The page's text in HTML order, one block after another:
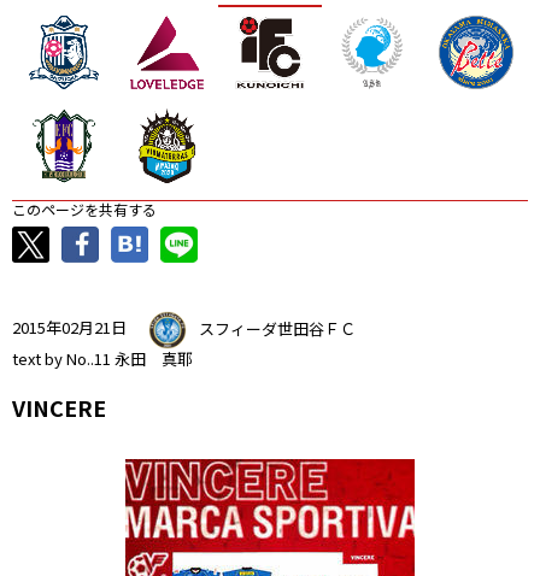
このページを共有する
2015年02月21日
スフィーダ世田谷ＦＣ
text by No..11 永田 真耶
VINCERE